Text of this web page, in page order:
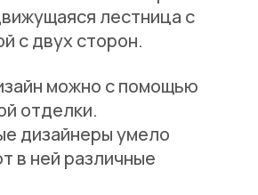
лестница с
с двух сторон.
можно с помощью
отделки.
дизайнеры умело
в ней различные